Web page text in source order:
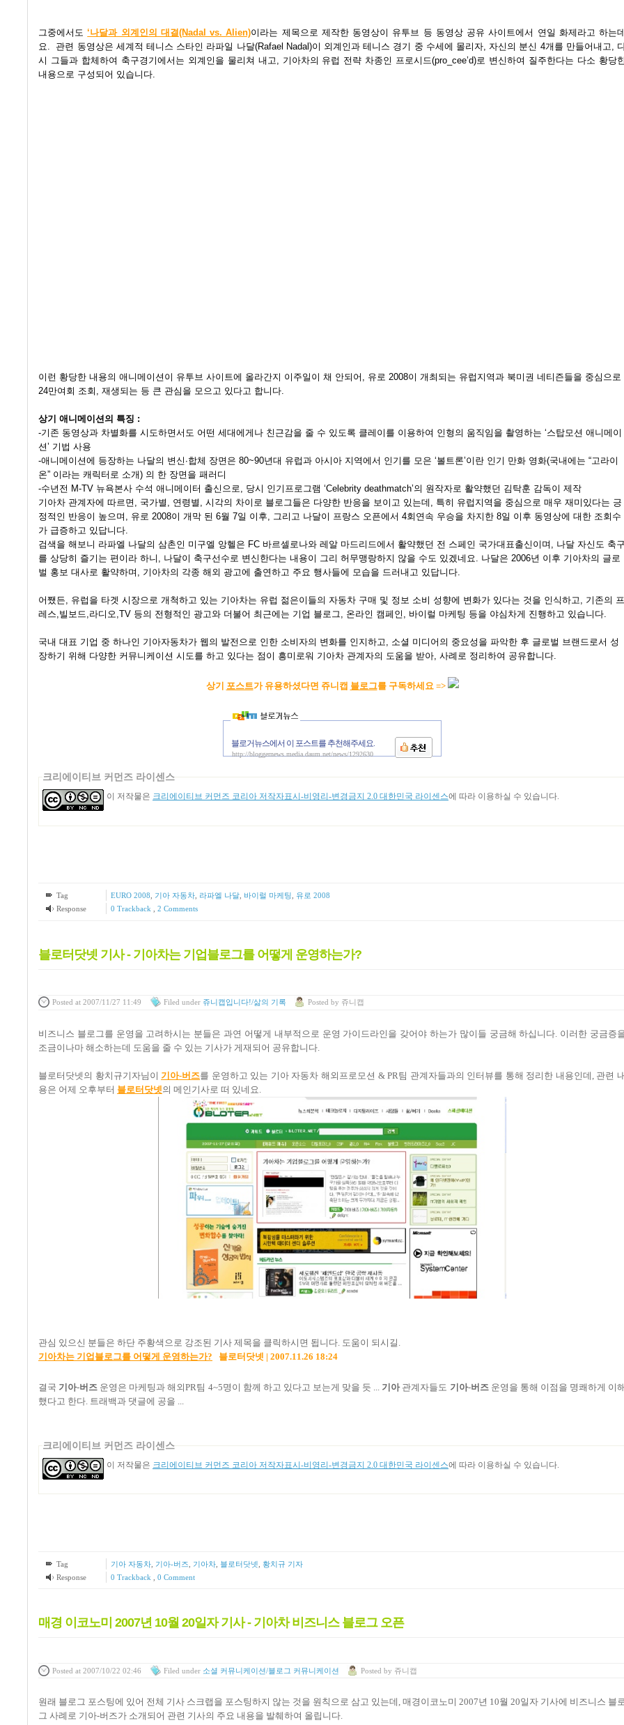
그중에서도 ‘나달과 외계인의 대결(Nadal vs. Alien)이라는 제목으로 제작한 동영상이 유투브 등 동영상 공유 사이트에서 연일 화제라고 하는
요. 관련 동영상은 세계적 테니스 스타인 라파일 나달(Rafael Nadal)이 외계인과 테니스 경기 중 수세에 몰리자, 자신의 분신 4개를 만들어내고,
시 그들과 합체하여 축구경기에서는 외계인을 물리쳐 내고, 기아차의 유럽 전략 차종인 프로시드(pro_cee’d)로 변신하여 질주한다는 다소 황당
내용으로 구성되어 있습니다.
이런 황당한 내용의 애니메이션이 유투브 사이트에 올라간지 이주일이 채 안되어, 유로 2008이 개최되는 유럽지역과 북미권 네티즌들을 중심으로
24만여회 조회, 재생되는 등 큰 관심을 모으고 있다고 합니다.
상기 애니메이션의 특징 :
-기존 동영상과 차별화를 시도하면서도 어떤 세대에게나 친근감을 줄 수 있도록 클레이를 이용하여 인형의 움직임을 촬영하는 ‘스탑모션 애니메이
션’ 기법 사용
-애니메이션에 등장하는 나달의 변신∙합체 장면은 80~90년대 유럽과 아시아 지역에서 인기를 모은 ‘볼트론’이란 인기 만화 영화(국내에는 “고라이
온” 이라는 캐릭터로 소개) 의 한 장면을 패러디
-수년전 M-TV 뉴욕본사 수석 애니메이터 출신으로, 당시 인기프로그램 ‘Celebrity deathmatch’의 원작자로 활약했던 김탁훈 감독이 제작
기아차 관계자에 따르면, 국가별, 연령별, 시각의 차이로 블로그들은 다양한 반응을 보이고 있는데, 특히 유럽지역을 중심으로 매우 재미있다는 긍
정적인 반응이 높으며, 유로 2008이 개막 된 6월 7일 이후, 그리고 나달이 프랑스 오픈에서 4회연속 우승을 차지한 8일 이후 동영상에 대한 조회수
가 급증하고 있답니다.
검색을 해보니 라파엘 나달의 삼촌인 미구엘 앙헬은 FC 바르셀로나와 레알 마드리드에서 활약했던 전 스페인 국가대표출신이며, 나달 자신도 축
를 상당히 즐기는 편이라 하니, 나달이 축구선수로 변신한다는 내용이 그리 허무맹랑하지 않을 수도 있겠네요. 나달은 2006년 이후 기아차의 글로
벌 홍보 대사로 활약하며, 기아차의 각종 해외 광고에 출연하고 주요 행사들에 모습을 드러내고 있답니다.
어쨌든, 유럽을 타겟 시장으로 개척하고 있는 기아차는 유럽 젊은이들의 자동차 구매 및 정보 소비 성향에 변화가 있다는 것을 인식하고, 기존의 프
레스,빌보드,라디오,TV 등의 전형적인 광고와 더불어 최근에는 기업 블로그, 온라인 캠페인, 바이럴 마케팅 등을 야심차게 진행하고 있습니다.
국내 대표 기업 중 하나인 기아자동차가 웹의 발전으로 인한 소비자의 변화를 인지하고, 소셜 미디어의 중요성을 파악한 후 글로벌 브랜드로서 성
장하기 위해 다양한 커뮤니케이션 시도를 하고 있다는 점이 흥미로워 기아차 관계자의 도움을 받아, 사례로 정리하여 공유합니다.
상기 포스트가 유용하셨다면 쥬니캡 블로그를 구독하세요 =>
블로거뉴스에서 이 포스트를 추천해주세요.
http://bloggernews.media.daum.net/news/1292630
크리에이티브 커먼즈 라이센스
이 저작물은 크리에이티브 커먼즈 코리아 저작자표시-비영리-변경금지 2.0 대한민국 라이센스에 따라 이용하실 수 있습니다.
Tag EURO 2008 기아 자동차, 라파엘 나달, 바이럴 마케팅 유로 2008
Response
0 Trackback 2 Comments
블로터닷넷 기사 - 기아차는 기업블로그를 어떻게 운영하는가?
Posted at 2007/11/27 11:49 Filed under 쥬니캡입니다!/삶의 기록 Posted by 쥬니캡
비즈니스 블로그를 운영을 고려하시는 분들은 과연 어떻게 내부적으로 운영 가이드라인을 갖어야 하는가 많이들 궁금해 하십니다. 이러한 궁금증
조금이나마 해소하는데 도움을 줄 수 있는 기사가 게재되어 공유합니다.
블로터닷넷의 황치규기자님이 기아-버즈를 운영하고 있는 기아 자동차 해외프로모션 & PR팀 관계자들과의 인터뷰를 통해 정리한 내용인데, 관련
용은 어제 오후부터 블로터닷넷의 메인기사로 떠 있네요.
관심 있으신 분들은 하단 주황색으로 강조된 기사 제목을 클릭하시면 됩니다. 도움이 되시길.
기아차는 기업블로그를 어떻게 운영하는가?
블로터닷넷 | 2007.11.26 18:24
결국 기아-버즈 운영은 마케팅과 해외PR팀 4~5명이 함께 하고 있다고 보는게 맞을 듯 ... 기아관계자들도 기아-버즈 운영을 통해 이점을 명쾌하게 이
했다고 한다. 트래백과 댓글에 공을 ...
크리에이티브 커먼즈 라이센스
이 저작물은 크리에이티브 커먼즈 코리아 저작자표시-비영리-변경금지 2.0 대한민국 라이센스에 따라 이용하실 수 있습니다.
Tag 기아 자동차, 기아-버즈 기아차, 블로터닷넷 황치규 기자
Response
0 Trackback 0 Comment
매경 이코노미 2007년 10월 20일자 기사 - 기아차 비즈니스 블로그 오픈
Posted at 2007/10/22 02:46 Filed under 소셜 커뮤니케이션/블로그 커뮤니케이션 Posted by 쥬니캡
원래 블로그 포스팅에 있어 전체 기사 스크랩을 포스팅하지 않는 것을 원칙으로 삼고 있는데, 매경이코노미 2007년 10월 20일자 기사에 비즈니스 블
그 사례로 기아-버즈가 소개되어 관련 기사의 주요 내용을 발췌하여 올립니다.